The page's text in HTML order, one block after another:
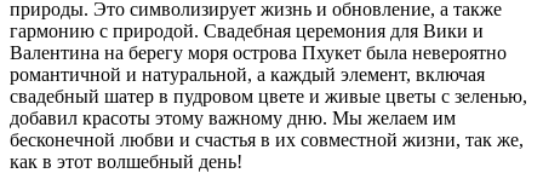
природы. Это символизирует жизнь и обновление, а также
гармонию с природой. Свадебная церемония для Вики и
Валентина на берегу моря острова Пхукет была невероятно
романтичной и натуральной, а каждый элемент, включая
свадебный шатер в пудровом цвете и живые цветы с зеленью,
добавил красоты этому важному дню. Мы желаем им
бесконечной любви и счастья в их совместной жизни, так же,
как в этот волшебный день!